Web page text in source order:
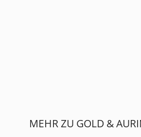
MEHR ZU GOLD &